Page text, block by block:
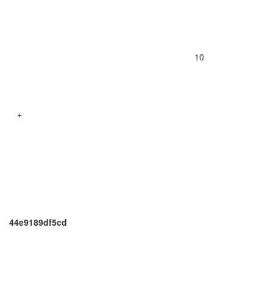
10
+
44e9189df5cd